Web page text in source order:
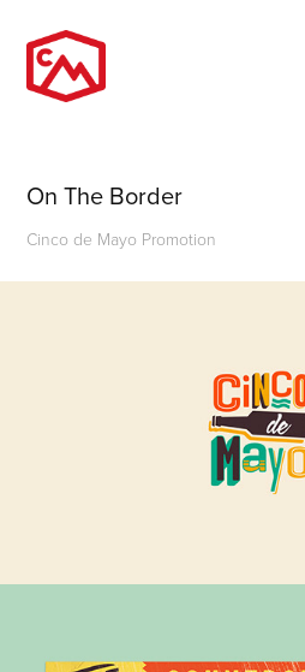
On The Border
Cinco de Mayo Promotion